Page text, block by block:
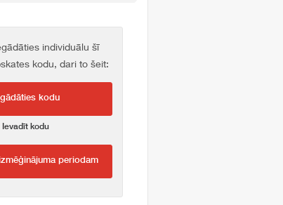
individuālu šī
kodu, dari to šeit:
kodu
Ievadīt kodu
periodam